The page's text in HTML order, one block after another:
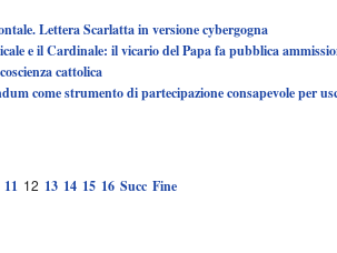
Lettera Scarlatta in versione cybergogna
e il Cardinale: il vicario del Papa fa pubblica
cattolica
come strumento di partecipazione consapevole per
11 12 13 14 15 16 Succ Fine